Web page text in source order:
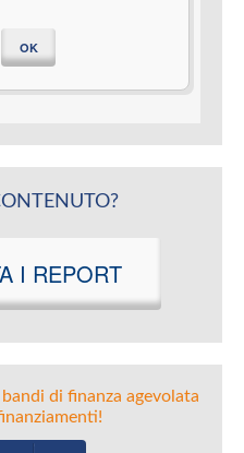
OK
I REPORT
di finanza agevolata